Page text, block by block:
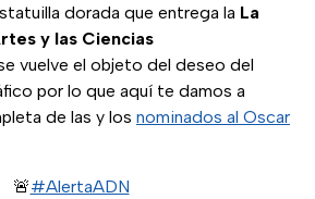
dorada que entrega la La
y las Ciencias
vuelve el objeto del deseo del
por lo que aquí te damos a
de las y los nominados al Oscar
🚨#AlertaADN